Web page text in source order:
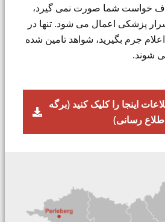
خواست شما صورت نمی گیرد،
پزشکی اعمال می شود. تنها در
جرم بگیرید، شواهد تامین شده
شوند.
اینجا را کلیک کنید (برگه
رسانی)